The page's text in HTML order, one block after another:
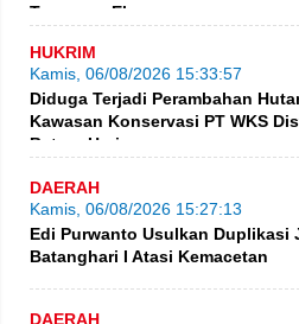
Turunnya Ekspor
HUKRIM
Kamis, 06/08/2026 15:33:57
Diduga Terjadi Perambahan
Kawasan Konservasi PT WKS
BatangHari
DAERAH
Kamis, 06/08/2026 15:27:13
Edi Purwanto Usulkan Duplikasi
Batanghari I Atasi Kemacetan
DAERAH